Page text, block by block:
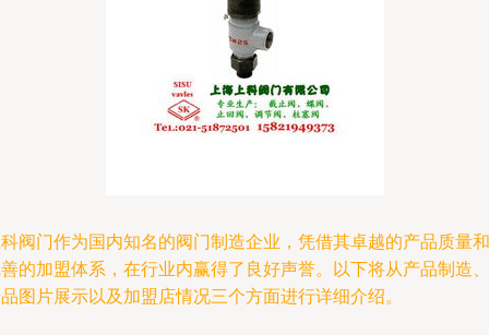
阀门作为国内知名的阀门制造企业，凭借其卓越的产品质量和
的加盟体系，在行业内赢得了良好声誉。以下将从产品制造、
图片展示以及加盟店情况三个方面进行详细介绍。